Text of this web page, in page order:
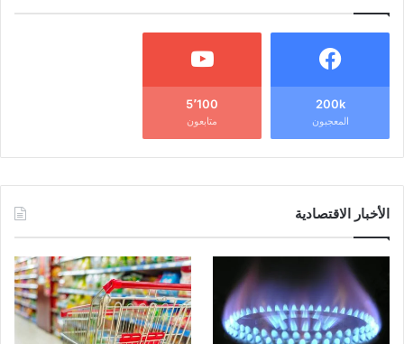
200k
المعجبون
5٬100
متابعون
الأخبار الاقتصادية